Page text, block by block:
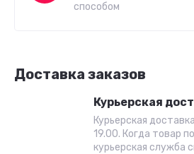
способом
Доставка заказов
Курьерская
Курьерская
19.00. Когда товар
курьерская служба